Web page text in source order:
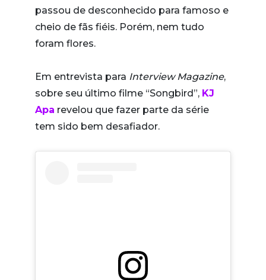
passou de desconhecido para famoso e
cheio de fãs fiéis. Porém, nem tudo
foram flores.
Em entrevista para Interview Magazine,
sobre seu último filme “Songbird”, KJ
Apa revelou que fazer parte da série
tem sido bem desafiador.